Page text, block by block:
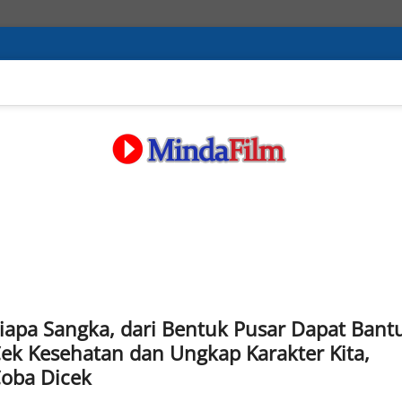
Sangka, dari Bentuk Pusar Dapat
Kesehatan dan Ungkap Karakter Kita,
Dicek